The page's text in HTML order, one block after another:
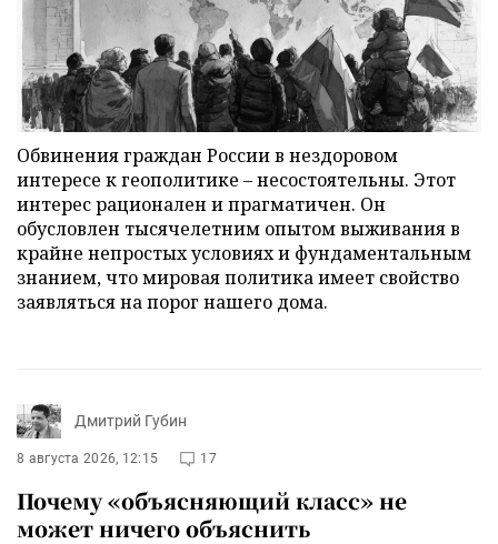
Обвинения граждан России в нездоровом
интересе к геополитике – несостоятельны. Этот
интерес рационален и прагматичен. Он
обусловлен тысячелетним опытом выживания в
крайне непростых условиях и фундаментальным
знанием, что мировая политика имеет свойство
заявляться на порог нашего дома.
Дмитрий Губин
8 августа 2026, 12:15 17
Почему «объясняющий класс» не
может ничего объяснить